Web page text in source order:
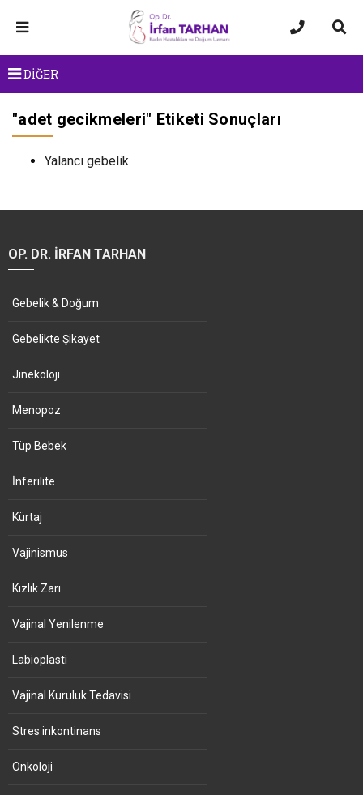
DİĞER
"adet gecikmeleri" Etiketi Sonuçları
Yalancı gebelik
OP. DR. İRFAN TARHAN
Gebelik & Doğum
Gebelikte Şikayet
Jinekoloji
Menopoz
Tüp Bebek
İnferilite
Kürtaj
Vajinismus
Kızlık Zarı
Vajinal Yenilenme
Labioplasti
Vajinal Kuruluk Tedavisi
Stres inkontinans
Onkoloji